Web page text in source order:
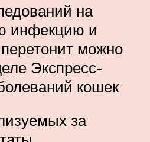
на
инфекцию и
можно
Экспресс-
кошек
за